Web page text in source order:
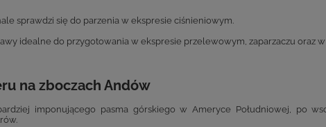
sprawdzi się do parzenia w ekspresie ciśnieniowym.
idealne do przygotowania w ekspresie przelewowym, zaparzaczu oraz
na zboczach Andów
imponującego pasma górskiego w Ameryce Południowej, po